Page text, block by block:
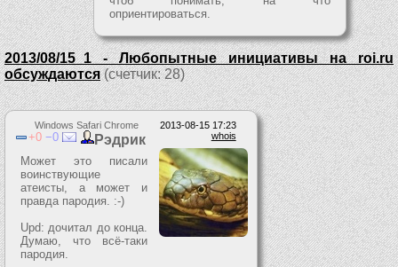
оприентироваться.
2013/08/15_1 - Любопытные инициативы на roi.ru
обсуждаются(счетчик: 28)
2013-08-15 17:23
Windows Safari Chrome
whois
0 0 Рэдрик
Может это писали
воинствующие
атеисты, а может и
правда пародия. :-)
Upd: дочитал до конца.
Думаю, что всё-таки
пародия.